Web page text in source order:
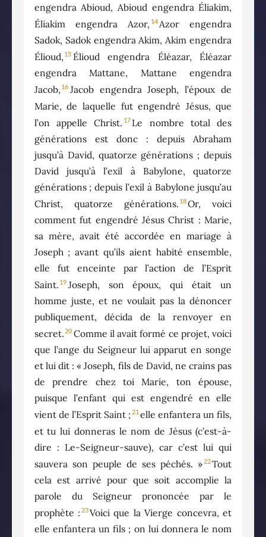
engendra Abioud, Abioud engendra Éliakim,
Éliakim engendra Azor, 14Azor engendra
Sadok, Sadok engendra Akim, Akim engendra
Élioud, 15 Élioud engendra Éléazar, Éléazar
engendra Mattane, Mattane engendra
Jacob, 16 Jacob engendra Joseph, l’époux de
Marie, de laquelle fut engendré Jésus, que
l’on appelle Christ. 17 Le nombre total des
générations est donc : depuis Abraham
jusqu’à David, quatorze générations ; depuis
David jusqu’à l’exil à Babylone, quatorze
générations ; depuis l’exil à Babylone jusqu’au
Christ, quatorze générations. 18Or, voici
comment fut engendré Jésus Christ : Marie,
sa mère, avait été accordée en mariage à
Joseph ; avant qu’ils aient habité ensemble,
elle fut enceinte par l’action de l’Esprit
Saint. 19 Joseph, son époux, qui était un
homme juste, et ne voulait pas la dénoncer
publiquement, décida de la renvoyer en
secret.20 Comme il avait formé ce projet, voici
que l’ange du Seigneur lui apparut en songe
et lui dit : « Joseph, fils de David, ne crains pas
de prendre chez toi Marie, ton épouse,
puisque l’enfant qui est engendré en elle
vient de l’Esprit Saint ; 21 elle enfantera un fils,
et tu lui donneras le nom de Jésus (c’est-à-
dire : Le-Seigneur-sauve), car c’est lui qui
sauvera son peuple de ses péchés. »22Tout
cela est arrivé pour que soit accomplie la
parole du Seigneur prononcée par le
prophète : 23Voici que la Vierge concevra, et
elle enfantera un fils ; on lui donnera le nom